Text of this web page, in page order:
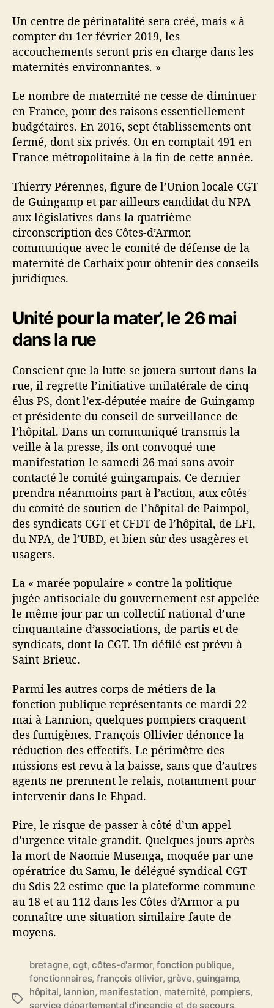
Un centre de périnatalité sera créé, mais « à
compter du 1er février 2019, les
accouchements seront pris en charge dans les
maternités environnantes. »
Le nombre de maternité ne cesse de diminuer
en France, pour des raisons essentiellement
budgétaires. En 2016, sept établissements ont
fermé, dont six privés. On en comptait 491 en
France métropolitaine à la fin de cette année.
Thierry Pérennes, figure de l’Union locale CGT
de Guingamp et par ailleurs candidat du NPA
aux législatives dans la quatrième
circonscription des Côtes-d’Armor,
communique avec le comité de défense de la
maternité de Carhaix pour obtenir des conseils
juridiques.
Unité pour la mater’, le 26 mai
dans la rue
Conscient que la lutte se jouera surtout dans la
rue, il regrette l’initiative unilatérale de cinq
élus PS, dont l’ex-députée maire de Guingamp
et présidente du conseil de surveillance de
l’hôpital. Dans un communiqué transmis la
veille à la presse, ils ont convoqué une
manifestation le samedi 26 mai sans avoir
contacté le comité guingampais. Ce dernier
prendra néanmoins part à l’action, aux côtés
du comité de soutien de l’hôpital de Paimpol,
des syndicats CGT et CFDT de l’hôpital, de LFI,
du NPA, de l’UBD, et bien sûr des usagères et
usagers.
La « marée populaire » contre la politique
jugée antisociale du gouvernement est appelée
le même jour par un collectif national d’une
cinquantaine d’associations, de partis et de
syndicats, dont la CGT. Un défilé est prévu à
Saint-Brieuc.
Parmi les autres corps de métiers de la
fonction publique représentants ce mardi 22
mai à Lannion, quelques pompiers craquent
des fumigènes. François Ollivier dénonce la
réduction des effectifs. Le périmètre des
missions est revu à la baisse, sans que d’autres
agents ne prennent le relais, notamment pour
intervenir dans le Ehpad.
Pire, le risque de passer à côté d’un appel
d’urgence vitale grandit. Quelques jours après
la mort de Naomie Musenga, moquée par une
opératrice du Samu, le délégué syndical CGT
du Sdis 22 estime que la plateforme commune
au 18 et au 112 dans les Côtes-d’Armor a pu
connaître une situation similaire faute de
moyens.
É
bretagne,cgt,côtes-d'armor,fonction publique,
fonctionnaires, françois ollivier,grève,guingamp,
hôpital, lannion, manifestation, maternité, pompiers,
service départemental d'incendie et de secours,